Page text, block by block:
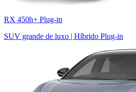
RX 450h+ Plug-in
SUV grande de luxo | Híbrido Plug-in